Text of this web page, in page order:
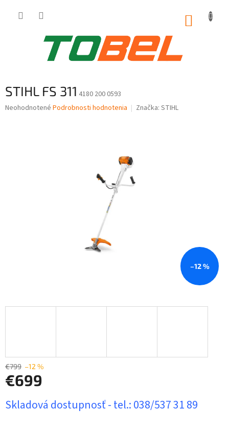
STIHL FS 311 4180 200 0593
Priemerné
Neohodnotené Podrobnosti hodnotenia Značka: STIHL
–12 %
€799 –12 %
€699
cena:
Skladová dostupnosť - tel.: 038/537 31 89